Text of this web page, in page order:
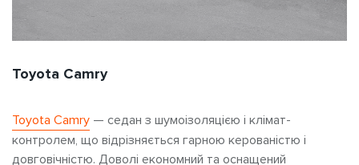
Toyota Camry
Toyota Camry — седан з шумоізоляцією і клімат-
контролем, що відрізняється гарною керованістю і
довговічністю. Доволі економний та оснащений